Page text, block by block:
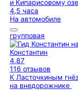
4,5 часа
На автомобиле
групповая
Константин
4,87
116 отзывов
К Ласточкиным
на внедорожнике